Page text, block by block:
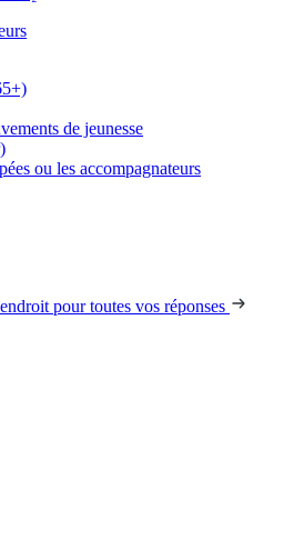
de jeunesse
ou les accompagnateurs
pour toutes vos réponses